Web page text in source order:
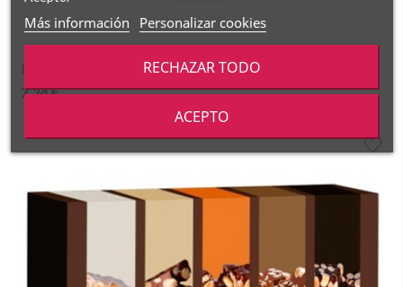
Dulce de leche argentino
7,24 €
Más información Personalizar cookies
RECHAZAR TODO
ACEPTO